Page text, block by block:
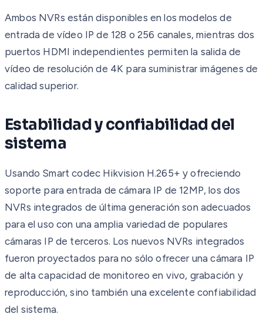
Ambos NVRs están disponibles en los modelos de
entrada de vídeo IP de 128 o 256 canales, mientras dos
puertos HDMI independientes permiten la salida de
vídeo de resolución de 4K para suministrar imágenes de
calidad superior.
Estabilidad y confiabilidad del
sistema
Usando Smart codec Hikvision H.265+ y ofreciendo
soporte para entrada de cámara IP de 12MP, los dos
NVRs integrados de última generación son adecuados
para el uso con una amplia variedad de populares
cámaras IP de terceros. Los nuevos NVRs integrados
fueron proyectados para no sólo ofrecer una cámara IP
de alta capacidad de monitoreo en vivo, grabación y
reproducción, sino también una excelente confiabilidad
del sistema.